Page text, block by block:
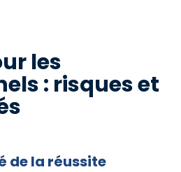
les
: risques et
de la réussite